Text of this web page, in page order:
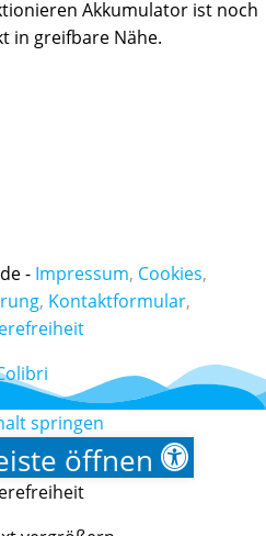
Akkumulator ist noch
in greifbare Nähe.
- Impressum, Cookies,
, Kontaktformular,
springen
öffnen